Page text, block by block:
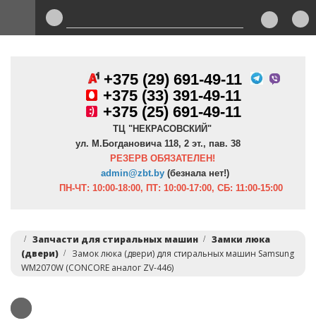
+375 (29) 691-49-11
+375 (33) 391-49-11
+375 (25) 691-49-11
ТЦ "НЕКРАСОВСКИЙ"
ул. М.Богдановича 118, 2 эт., пав. 38
РЕЗЕРВ ОБЯЗАТЕЛЕН!
admin@zbt.by (безнала нет!)
ПН-ЧТ: 10:00-18:00, ПТ: 10:00-17:00, СБ: 11:00-15:00
Запчасти для стиральных машин
Замки люка
(двери)
Замок люка (двери) для стиральных машин Samsung
WM2070W (CONCORE аналог ZV-446)